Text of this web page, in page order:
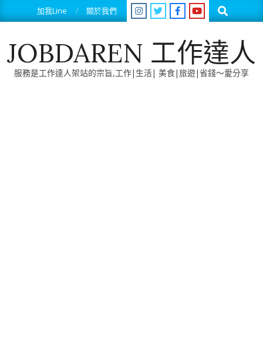
to
加我Line 關於我們 Search
JOBDAREN 工作達人
服務是工作達人架站的宗旨,工作|生活| 美食|旅遊|省錢～愛分享